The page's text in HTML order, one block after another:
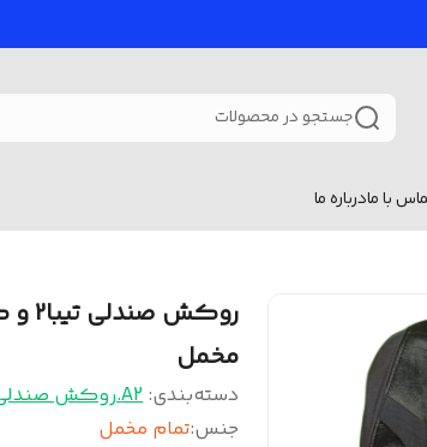
جستجو در محصولات
با مادرباره ما
مخمل
دسته‌بندی:A2.روکش صندلی
جنس:تمام مخمل